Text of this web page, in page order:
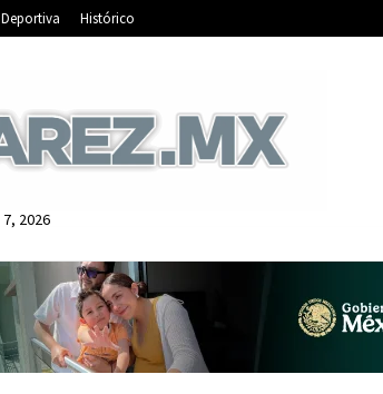
Deportiva Histórico
2026